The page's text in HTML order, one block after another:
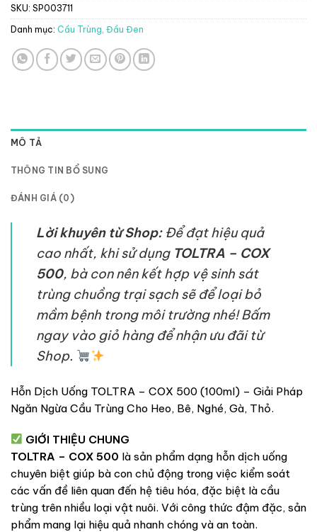
SKU: SP003711
Danh mục: Cầu Trùng, Đầu Đen
MÔ TẢ
THÔNG TIN BỔ SUNG
ĐÁNH GIÁ (0)
Lời khuyên từ Shop:Để đạt hiệu quả
cao nhất, khi sử dụng TOLTRA – COX
500, bà con nên kết hợp vệ sinh sát
trùng chuồng trại sạch sẽ để loại bỏ
mầm bệnh trong môi trường nhé! Bấm
ngay vào giỏ hàng để nhận ưu đãi từ
Shop.
Hỗn Dịch Uống TOLTRA – COX 500 (100ml) – Giải Pháp
Ngăn Ngừa Cầu Trùng Cho Heo, Bê, Nghé, Gà, Thỏ.
GIỚI THIỆU CHUNG
TOLTRA – COX 500 là sản phẩm dạng hỗn dịch uống
chuyên biệt giúp bà con chủ động trong việc kiểm soát
các vấn đề liên quan đến hệ tiêu hóa, đặc biệt là cầu
trùng trên nhiều loại vật nuôi. Với công thức đậm đặc, sản
phẩm mang lại hiệu quả nhanh chóng và an toàn.